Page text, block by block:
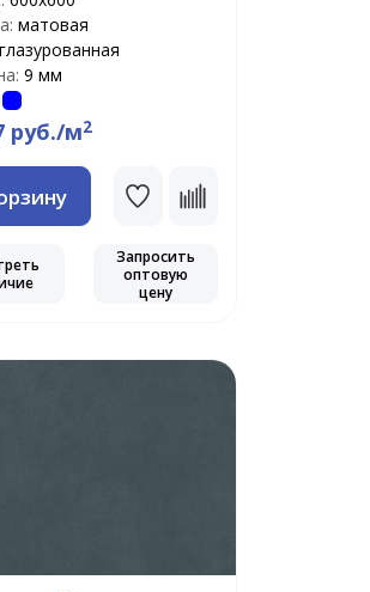
матовая
9 мм
руб./м2
Запросить
оптовую
цену